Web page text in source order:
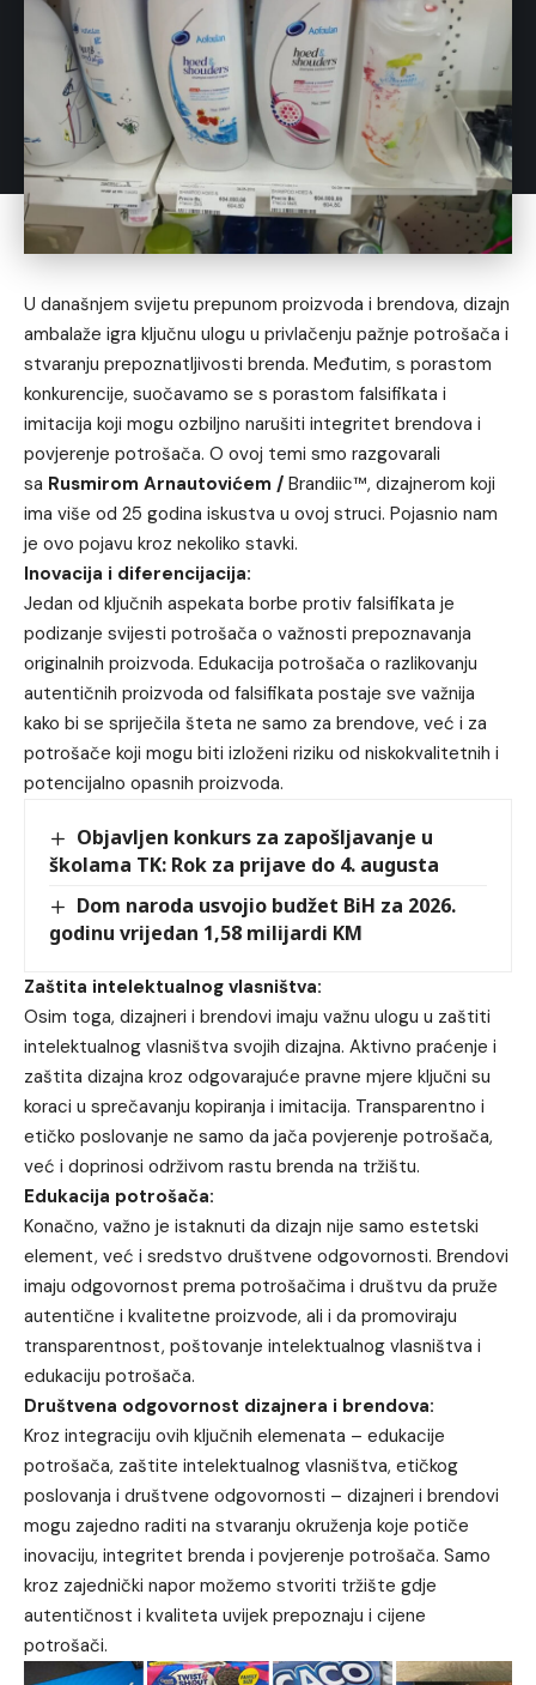
U današnjem svijetu prepunom proizvoda i brendova, dizajn
ambalaže igra ključnu ulogu u privlačenju pažnje potrošača i
stvaranju prepoznatljivosti brenda. Međutim, s porastom
konkurencije, suočavamo se s porastom falsifikata i
imitacija koji mogu ozbiljno narušiti integritet brendova i
povjerenje potrošača. O ovoj temi smo razgovarali
sa Rusmirom Arnautovićem / Brandiic™, dizajnerom koji
ima više od 25 godina iskustva u ovoj struci. Pojasnio nam
je ovo pojavu kroz nekoliko stavki.
Inovacija i diferencijacija:
Jedan od ključnih aspekata borbe protiv falsifikata je
podizanje svijesti potrošača o važnosti prepoznavanja
originalnih proizvoda. Edukacija potrošača o razlikovanju
autentičnih proizvoda od falsifikata postaje sve važnija
kako bi se spriječila šteta ne samo za brendove, već i za
potrošače koji mogu biti izloženi riziku od niskokvalitetnih i
potencijalno opasnih proizvoda.
Objavljen konkurs za zapošljavanje u
školama TK: Rok za prijave do 4. augusta
Dom naroda usvojio budžet BiH za 2026.
godinu vrijedan 1,58 milijardi KM
Zaštita intelektualnog vlasništva:
Osim toga, dizajneri i brendovi imaju važnu ulogu u zaštiti
intelektualnog vlasništva svojih dizajna. Aktivno praćenje i
zaštita dizajna kroz odgovarajuće pravne mjere ključni su
koraci u sprečavanju kopiranja i imitacija. Transparentno i
etičko poslovanje ne samo da jača povjerenje potrošača,
već i doprinosi održivom rastu brenda na tržištu.
Edukacija potrošača:
Konačno, važno je istaknuti da dizajn nije samo estetski
element, već i sredstvo društvene odgovornosti. Brendovi
imaju odgovornost prema potrošačima i društvu da pruže
autentične i kvalitetne proizvode, ali i da promoviraju
transparentnost, poštovanje intelektualnog vlasništva i
edukaciju potrošača.
Društvena odgovornost dizajnera i brendova:
Kroz integraciju ovih ključnih elemenata – edukacije
potrošača, zaštite intelektualnog vlasništva, etičkog
poslovanja i društvene odgovornosti – dizajneri i brendovi
mogu zajedno raditi na stvaranju okruženja koje potiče
inovaciju, integritet brenda i povjerenje potrošača. Samo
kroz zajednički napor možemo stvoriti tržište gdje
autentičnost i kvaliteta uvijek prepoznaju i cijene
potrošači.